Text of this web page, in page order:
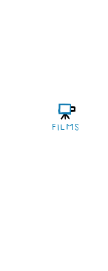
films